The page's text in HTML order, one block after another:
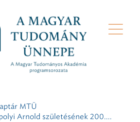
MTÜ
Arnold születésének 200....